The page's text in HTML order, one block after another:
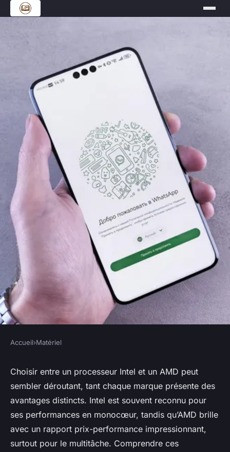
Comparaison entre
processeurs Intel et AMD
Lucie•9 octobre 2024• 9 min de lecture
Accueil›Matériel
Choisir entre un processeur Intel et un AMD peut
sembler déroutant, tant chaque marque présente des
avantages distincts. Intel est souvent reconnu pour
ses performances en monocœur, tandis qu’AMD brille
avec un rapport prix-performance impressionnant,
surtout pour le multitâche. Comprendre ces